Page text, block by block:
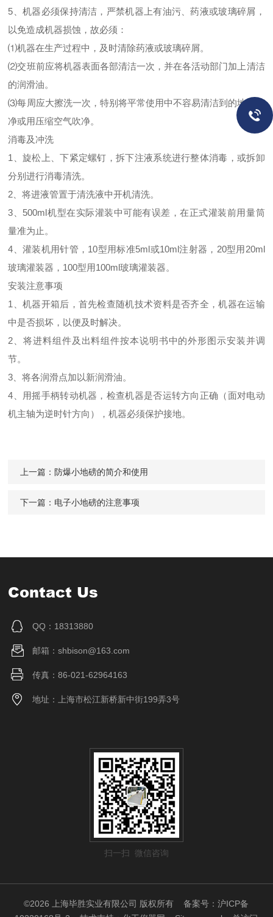
5、机器必须保持清洁，严禁机器上有油污、药液或玻璃碎屑，
以免造成机器损蚀，故必须：
⑴机器在生产过程中，及时清除药液或玻璃碎屑。
⑵交班前应将机器表面各部清洁一次，并在各活动部门加上清洁
的润滑油。
⑶每周应大擦洗一次，特别将平常使用中不容易清洁到的地方擦
净或用压缩空气吹净。
消毒及冲洗
1、旋松上、下紧定螺钉，拆下注液系统进行整体消毒，或拆卸
分别进行消毒清洗。
2、将进液管置于清洗液中开机清洗。
3、500ml机型在实际灌装中可能有误差，在正式灌装前用量筒
量准为止。
4、灌装机用针管，10型用标准5ml或10ml注射器，20型用20ml
玻璃灌装器，100型用100ml玻璃灌装器。
安装注意事项
1、机器开箱后，首先检查随机技术资料是否齐全，机器在运输
中是否损坏，以便及时解决。
2、将进料组件及出料组件按本说明书中的外形图示安装并调
节。
3、将各润滑点加以新润滑油。
4、用摇手柄转动机器，检查机器是否运转方向正确（面对电动
机主轴为逆时针方向），机器必须保护接地。
上一篇： 防爆小地磅的简介和使用
下一篇： 电子小地磅的注意事项
Contact Us
QQ：18313880
邮箱：shbison@163.com
传真：86-021-62964163
地址：上海市松江新桥新中街199弄3号
扫一扫 微信咨询
©2026 上海毕胜实业有限公司 版权所有备案号：沪ICP备